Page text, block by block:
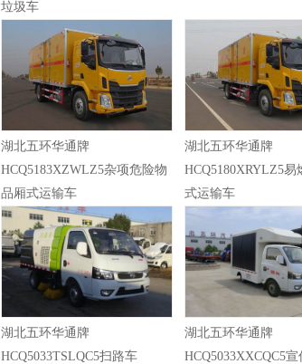
垃圾车
湖北五环华通牌
HCQ5183XZWLZ5杂项危险物
品厢式运输车
湖北五环华通牌
HCQ5180XRYLZ5易
式运输车
湖北五环华通牌
HCQ5033TSLQC5扫路车
湖北五环华通牌
HCQ5033XXCQC5